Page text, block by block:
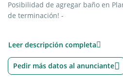
Posibilidad de agregar baño en
de terminación! -
desarrollada en 2 plantas:
Planta baja: Toilette de recepción.
cocina integrada con isla y salida a
Leer descripción completa
Pedir más datos al anunciante